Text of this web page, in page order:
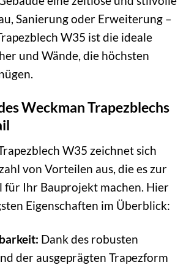
Sanierung oder Erweiterung –
W35 ist die ideale
und Wände, die höchsten
Weckman Trapezblechs
W35 zeichnet sich
von Vorteilen aus, die es zur
für Ihr Bauprojekt machen. Hier
Eigenschaften im Überblick:
Dank des robusten
der ausgeprägten Trapezform